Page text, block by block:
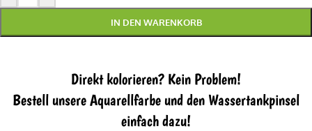
IN DEN WARENKORB
Direkt kolorieren? Kein Problem!
Bestell unsere Aquarellfarbe und den Wassertankpinsel
einfach dazu!